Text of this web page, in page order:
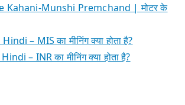
Kahani-Munshi Premchand | मोटर के
– MIS का मीनिंग क्या होता है?
– INR का मीनिंग क्या होता है?